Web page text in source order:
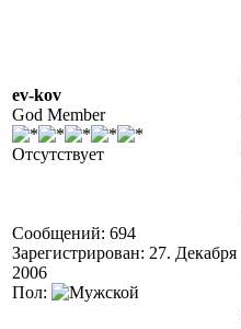
ev-kov
God Member
Отсутствует
Сообщений: 694
Зарегистрирован: 27. Декабря
2006
Пол: